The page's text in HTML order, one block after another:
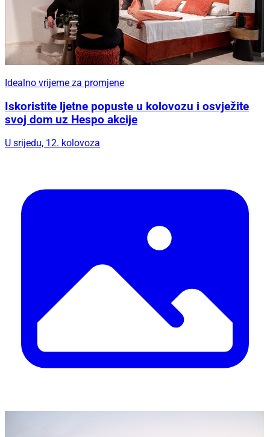
Idealno vrijeme za promjene
Iskoristite ljetne popuste u kolovozu i osvježite
svoj dom uz Hespo akcije
U srijedu, 12. kolovoza